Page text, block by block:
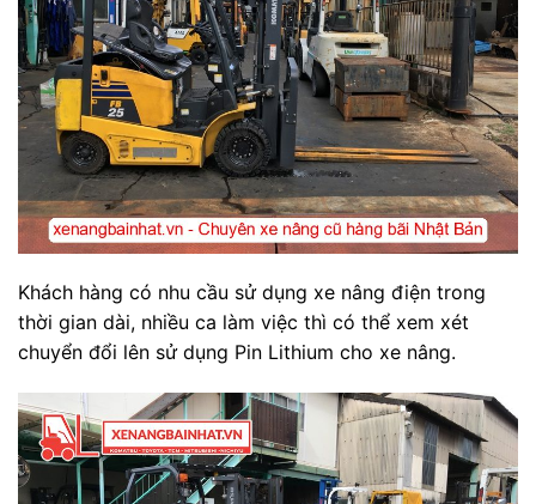
Khách hàng có nhu cầu sử dụng xe nâng điện trong
thời gian dài, nhiều ca làm việc thì có thể xem xét
chuyển đổi lên sử dụng Pin Lithium cho xe nâng.